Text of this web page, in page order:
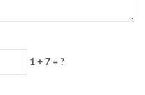
1 + 7 = ?